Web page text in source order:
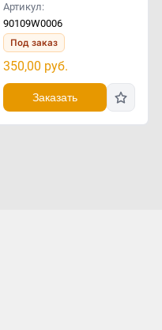
Артикул:
90109W0006
Под заказ
350,00 руб.
Заказать